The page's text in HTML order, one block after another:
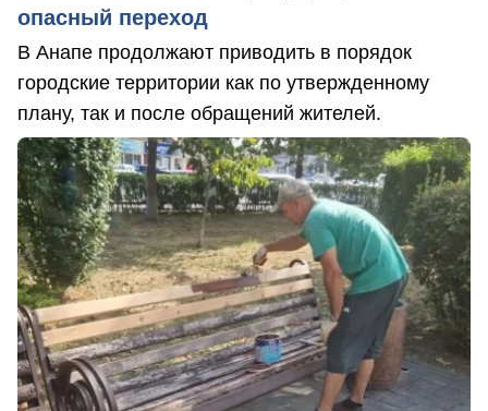
опасный переход
В Анапе продолжают приводить в порядок
городские территории как по утвержденному
плану, так и после обращений жителей.